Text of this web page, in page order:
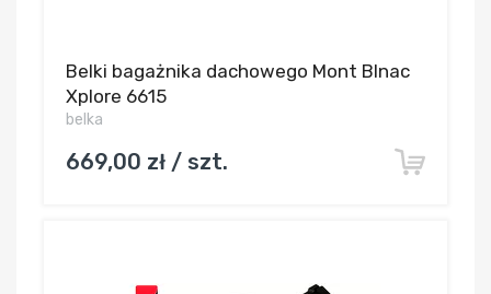
Belki bagażnika dachowego Mont Blnac
Xplore 6615
belka
669,00 zł / szt.